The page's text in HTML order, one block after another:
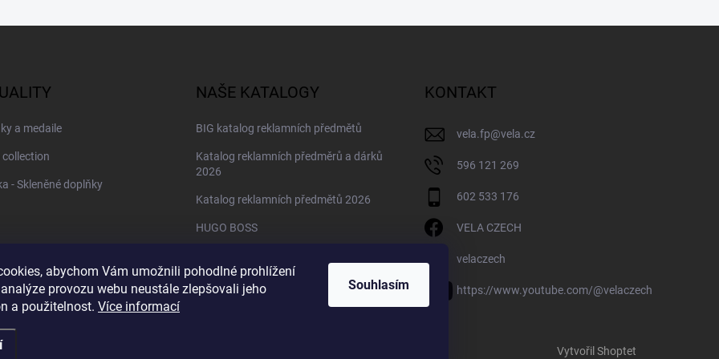
abychom Vám umožnili pohodlné prohlížení
provozu webu neustále zlepšovali jeho
a použitelnost. Více informací
Souhlasím
a medaile
- Skleněné doplňky
NAŠE KATALOGY
BIG katalog reklamních předmětů
Katalog reklamních předměrů a dárků
2026
Katalog reklamních předmětů 2026
HUGO BOSS
Christian Lacroix
KONTAKT
vela.fp@vela.cz
596 121 269
602 533 176
VELA CZECH
velaczech
https://www.youtube.com/@velaczech
Vytvořil Shoptet